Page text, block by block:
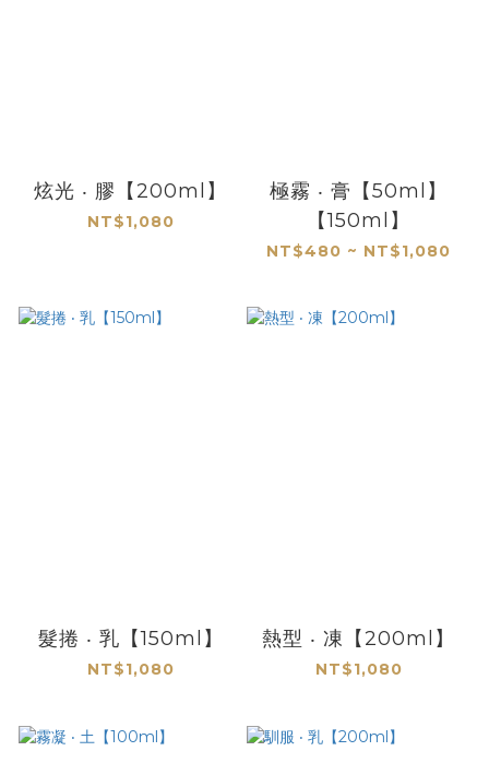
炫光 ‧ 膠【200ml】
NT$1,080
極霧 ‧ 膏【50ml】
【150ml】
NT$480 ~ NT$1,080
髮捲 ‧ 乳【150ml】
NT$1,080
熱型 ‧ 凍【200ml】
NT$1,080